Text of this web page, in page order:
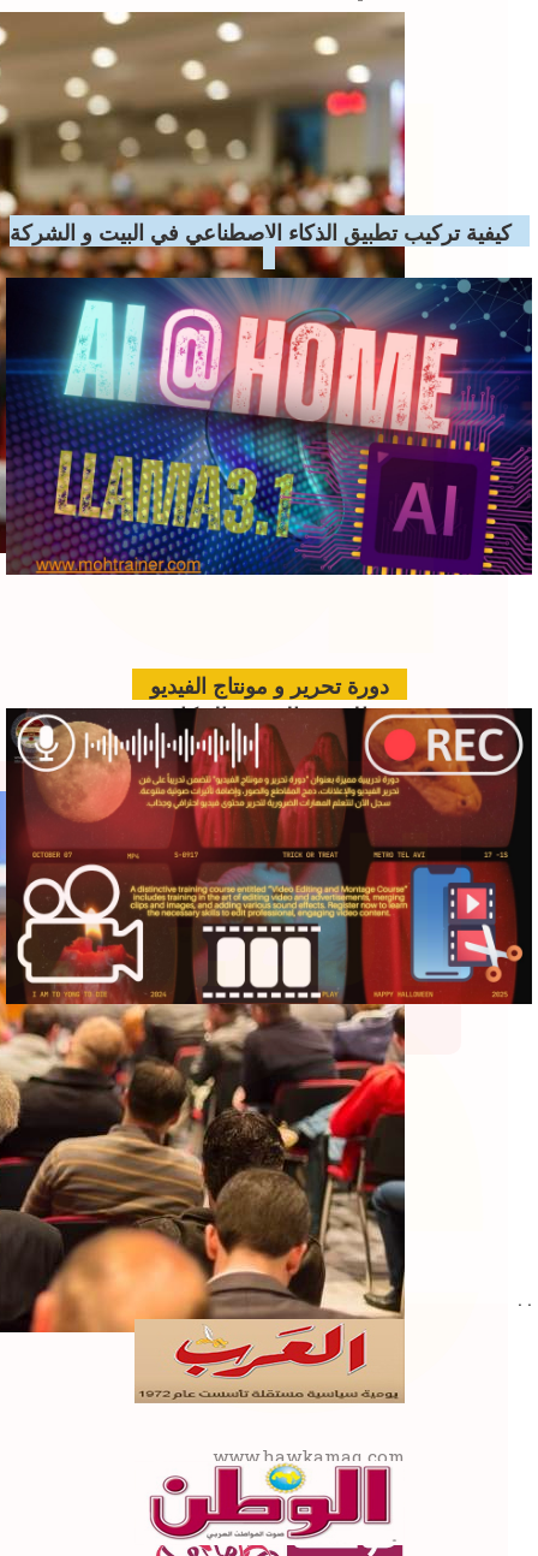
الدعم الفني بالذكاء
الاصطناعي للمؤتمرات
www.hawkamaq.com
www.hawkamaq.com
المزيد من المعلومات
كيفية تركيب تطبيق الذكاء الاصطناعي في البيت و الشركة
دورة تحرير و مونتاج الفيديو
. .